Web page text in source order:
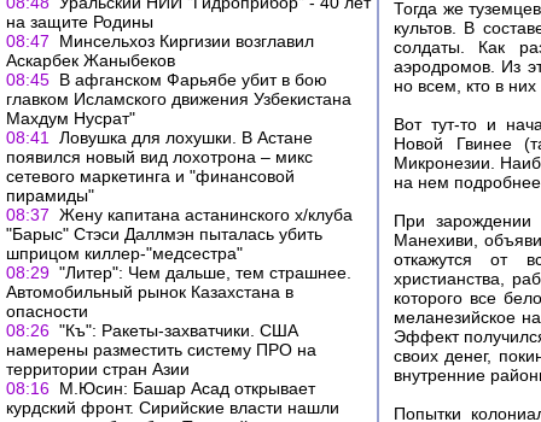
на защите Родины
08:47
Минсельхоз Киргизии возглавил
Аскарбек Жаныбеков
08:45 В афганском Фарьябе убит в бою
главком Исламского движения Узбекистана
Махдум Нусрат"
08:41
Ловушка для лохушки. В Астане
появился новый вид лохотрона – микс
сетевого маркетинга и "финансовой
пирамиды"
08:37 Жену капитана астанинского х/клуба
"Барыс" Стэси Даллмэн пыталась убить
шприцом киллер-"медсестра"
08:29 "Литер": Чем дальше, тем страшнее.
Автомобильный рынок Казахстана в
опасности
08:26 "Къ": Ракеты-захватчики. США
намерены разместить систему ПРО на
территории стран Азии
08:16 М.Юсин: Башар Асад открывает
курдский фронт. Сирийские власти нашли
Тогда же
культов. В
солдаты. Как
аэродромов. Из
но всем, кто в них
Вот тут-то и
Новой Гвинее
Микронезии.
на нем
При зарождении
Манехиви,
откажутся от
христианства,
которого все
меланезийское
Эффект
своих денег,
внутренние
Попытки